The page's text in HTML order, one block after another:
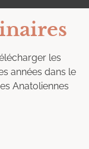
les
années dans le
Anatoliennes